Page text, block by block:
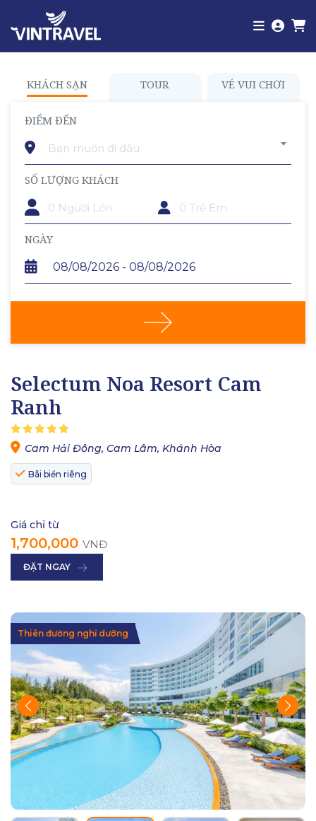
KHÁCH SẠN TOUR VÉ VUI CHƠI
ĐIỂM ĐẾN
Bạn muốn đi đâu
SỐ LƯỢNG KHÁCH
NGÀY
Selectum Noa Resort Cam
Ranh
Cam Hải Đông, Cam Lâm, Khánh Hòa
Bãi biển riêng
Giá chỉ từ
1,700,000 VNĐ
ĐẶT NGAY
Thiên đường nghỉ dưỡng